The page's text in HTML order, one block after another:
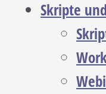
Skripte